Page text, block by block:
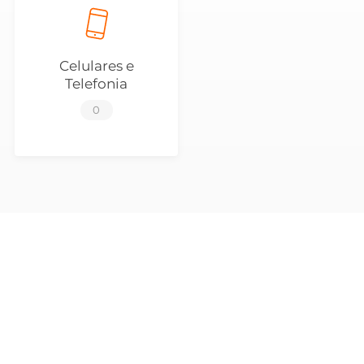
Celulares e
Telefonia
0